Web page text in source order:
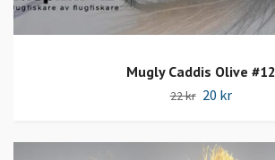
Mugly Caddis Olive #12
22 kr 20 kr